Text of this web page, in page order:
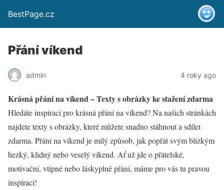
BestPage.cz
Přání víkend
admin 4 roky ago
Krásná přání na víkend – Texty s obrázky ke stažení zdarma
Hledáte inspiraci pro krásná přání na víkend? Na našich stránkách
najdete texty s obrázky, které můžete snadno stáhnout a sdílet
zdarma. Přání na víkend je milý způsob, jak popřát svým blízkým
hezký, klidný nebo veselý víkend. Ať už jde o přátelské,
motivační, vtipné nebo láskyplné přání, máme pro vás tu pravou
inspiraci!